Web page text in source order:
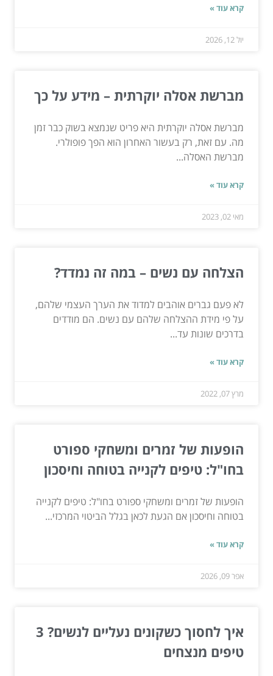
קרא עוד »
יול 12, 2026
מברשת אסלה יוקרתית – מידע על כך
מברשת אסלה יוקרתית היא פריט שנמצא בשוק כבר זמן
מה. עם זאת, רק בעשור האחרון הוא הפך פופולרי.
מברשת האסלה...
קרא עוד »
מאי 02, 2023
הצלחה עם נשים – במה זה נמדד?
לא פעם גברים אוהבים למדוד את הערך העצמי שלהם,
על פי מידת ההצלחה שלהם עם נשים. הם מודדים
בדרכים שונות עד...
קרא עוד »
מרץ 07, 2022
הופעות של זמרים ומשחקי ספורט
בחו"ל: טיפים לקנייה בטוחה וחיסכון
הופעות של זמרים ומשחקי ספורט בחו"ל: טיפים לקנייה
בטוחה וחיסכון אם הגעת לכאן בגלל הביטוי המרכזי...
קרא עוד »
אפר 09, 2026
איך לחסוך כשקונים נעליים לנשים? 3
טיפים מנצחים